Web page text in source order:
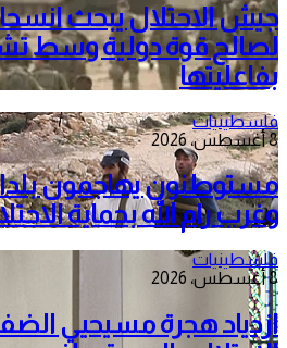
جيش الاحتلال يبحث
لصالح قوة دولية وسط
بفاعليتها
فلسطينيات
8 أغسطس، 2026
مستوطنون يهاجمون
وغرب رام الله بحماية
فلسطينيات
8 أغسطس، 2026
ازدياد هجرة مسيحيي